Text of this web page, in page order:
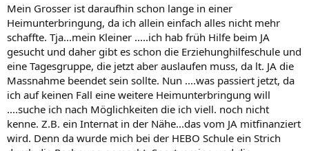
Mein Grosser ist daraufhin schon lange in einer
Heimunterbringung, da ich allein einfach alles nicht mehr
schaffte. Tja...mein Kleiner .....ich hab früh Hilfe beim JA
gesucht und daher gibt es schon die Erziehunghilfeschule und
eine Tagesgruppe, die jetzt aber auslaufen muss, da lt. JA die
Massnahme beendet sein sollte. Nun ....was passiert jetzt, da
ich auf keinen Fall eine weitere Heimunterbringung will
....suche ich nach Möglichkeiten die ich viell. noch nicht
kenne. Z.B. ein Internat in der Nähe...das vom JA mitfinanziert
wird. Denn da wurde mich bei der HEBO Schule ein Strich